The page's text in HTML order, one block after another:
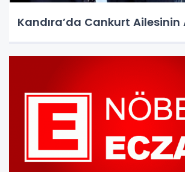
Kandıra’da Cankurt Ailesinin